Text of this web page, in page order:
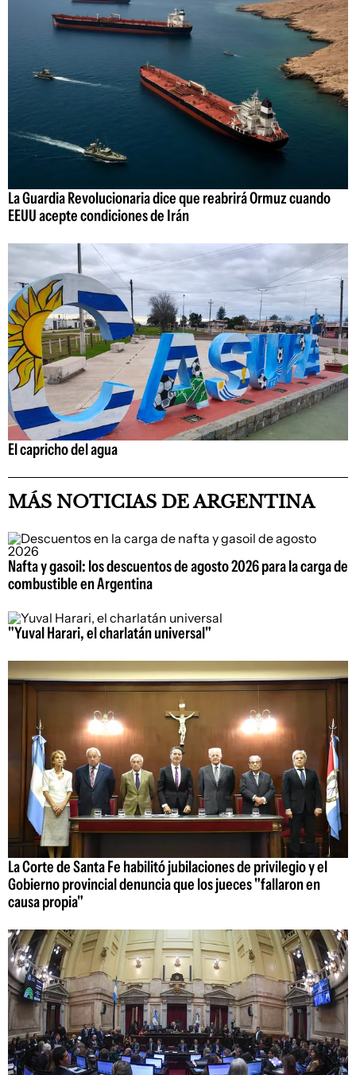
La Guardia Revolucionaria dice que reabrirá Ormuz cuando
EEUU acepte condiciones de Irán
El capricho del agua
MÁS NOTICIAS DE ARGENTINA
Nafta y gasoil: los descuentos de agosto 2026 para la carga de
combustible en Argentina
"Yuval Harari, el charlatán universal"
La Corte de Santa Fe habilitó jubilaciones de privilegio y el
Gobierno provincial denuncia que los jueces "fallaron en
causa propia"